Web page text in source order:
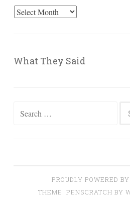
What
What They Said
Search
PROUDLY POWERED
THEME: PENSCRATCH BY